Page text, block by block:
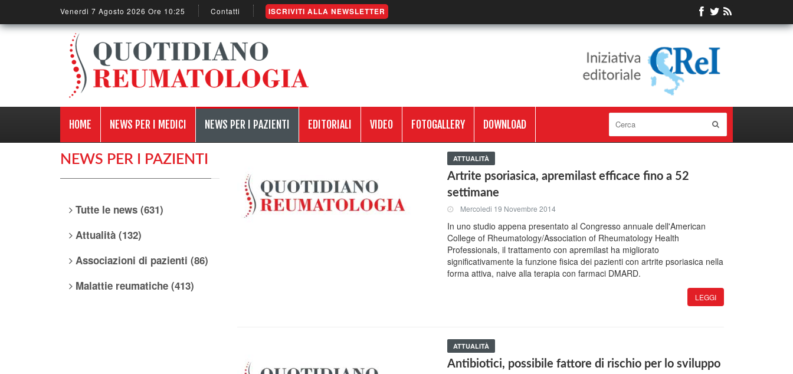
Venerdi 7 Agosto 2026 Ore 10:25 Contatti ISCRIVITI ALLA NEWSLETTER
HOME NEWS PER I MEDICI NEWS PER I PAZIENTI EDITORIALI VIDEO FOTOGALLERY DOWNLOAD
NEWS PER I PAZIENTI
Tutte le news (631)
Attualità (132)
Associazioni di pazienti (86)
Malattie reumatiche (413)
ATTUALITÀ
Artrite psoriasica, apremilast efficace fino a 52
settimane
Mercoledi 19 Novembre 2014
In uno studio appena presentato al Congresso annuale dell'American
College of Rheumatology/Association of Rheumatology Health
Professionals, il trattamento con apremilast ha migliorato
significativamente la funzione fisica dei pazienti con artrite psoriasica nella
forma attiva, naive alla terapia con farmaci DMARD.
LEGGI
ATTUALITÀ
Antibiotici, possibile fattore di rischio per lo sviluppo